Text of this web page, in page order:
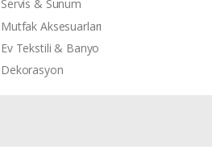
Servis & Sunum
Mutfak Aksesuarları
Ev Tekstili & Banyo
Dekorasyon